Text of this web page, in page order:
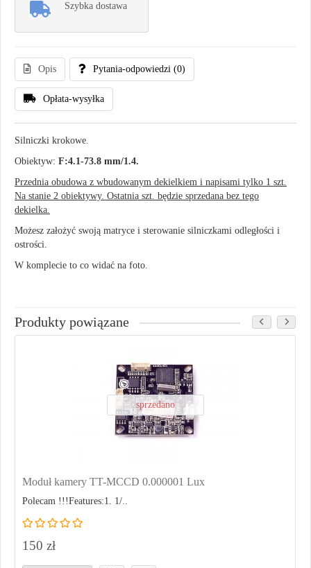
Szybka dostawa
Opis Pytania-odpowiedzi (0)
Opłata-wysyłka
Silniczki krokowe.
Obiektyw: F:4.1-73.8 mm/1.4.
Przednia obudowa z wbudowanym dekielkiem i napisami tylko 1 szt.
Na stanie 2 obiektywy. Ostatnia szt. będzie sprzedana bez tego
dekielka.
Możesz założyć swoją matryce i sterowanie silniczkami odległości i
ostrości.
W komplecie to co widać na foto.
Produkty powiązane
sprzedano
Moduł kamery TT-MCCD 0.000001 Lux
Polecam !!!Features:1. 1/..
150 zł